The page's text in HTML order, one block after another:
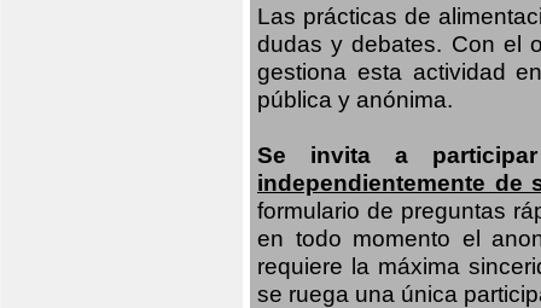
Las prácticas de
dudas y debates. Con el
gestiona esta actividad
pública y anónima.
Se invita a
independientemente
formulario de preguntas
en todo momento el
requiere la máxima
se ruega una única